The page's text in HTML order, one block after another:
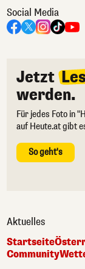
Social Media
Jetzt
werden.
Für jedes Foto in
auf Heute.at gibt
So geht's
Aktuelles
Startseite
Community